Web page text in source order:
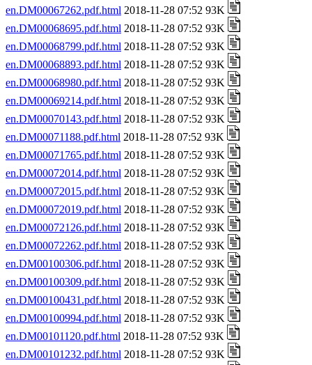
en.DM00067262.pdf.html 2018-11-28 07:52 93K
en.DM00068695.pdf.html 2018-11-28 07:52 93K
en.DM00068799.pdf.html 2018-11-28 07:52 93K
en.DM00068893.pdf.html 2018-11-28 07:52 93K
en.DM00068980.pdf.html 2018-11-28 07:52 93K
en.DM00069214.pdf.html 2018-11-28 07:52 93K
en.DM00070143.pdf.html 2018-11-28 07:52 93K
en.DM00071188.pdf.html 2018-11-28 07:52 93K
en.DM00071765.pdf.html 2018-11-28 07:52 93K
en.DM00072014.pdf.html 2018-11-28 07:52 93K
en.DM00072015.pdf.html 2018-11-28 07:52 93K
en.DM00072019.pdf.html 2018-11-28 07:52 93K
en.DM00072126.pdf.html 2018-11-28 07:52 93K
en.DM00072262.pdf.html 2018-11-28 07:52 93K
en.DM00100306.pdf.html 2018-11-28 07:52 93K
en.DM00100309.pdf.html 2018-11-28 07:52 93K
en.DM00100431.pdf.html 2018-11-28 07:52 93K
en.DM00100994.pdf.html 2018-11-28 07:52 93K
en.DM00101120.pdf.html 2018-11-28 07:52 93K
en.DM00101232.pdf.html 2018-11-28 07:52 93K